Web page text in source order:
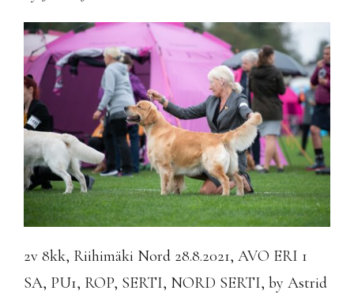
2v 8kk, Riihimäki Nord 28.8.2021, AVO ERI 1
SA, PU1, ROP, SERTI, NORD SERTI, by Astrid